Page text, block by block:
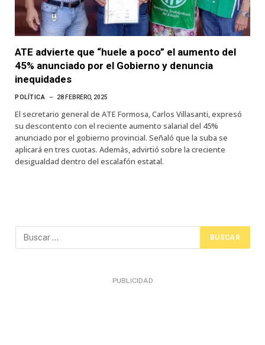
ATE advierte que “huele a poco” el aumento del
45% anunciado por el Gobierno y denuncia
inequidades
POLÍTICA 28 FEBRERO, 2025
El secretario general de ATE Formosa, Carlos Villasanti, expresó
su descontento con el reciente aumento salarial del 45%
anunciado por el gobierno provincial. Señaló que la suba se
aplicará en tres cuotas. Además, advirtió sobre la creciente
desigualdad dentro del escalafón estatal.
PUBLICIDAD